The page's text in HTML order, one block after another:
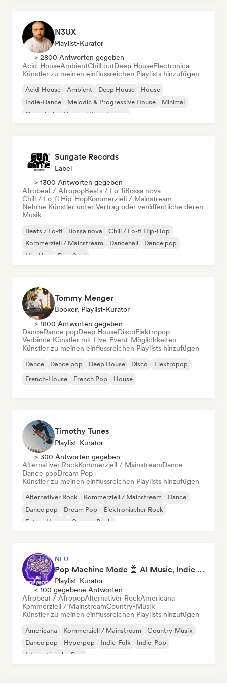
N3UX
Playlist-Kurator
> 2800 Antworten gegeben
Acid-HouseAmbientChill outDeep HouseElectronica
Künstler zu meinen einflussreichen Playlists hinzufügen
Acid-House Ambient Deep House
House
Indie-Dance
Melodic & Progressive House
Minimal
Organischer House / Downtempo
Sungate Records
Label
> 1300 Antworten gegeben
Afrobeat / AfropopBeats / Lo-fiBossa nova
Chill / Lo-fi Hip-HopKommerziell / Mainstream
Nehme Künstler unter Vertrag oder veröffentliche deren
Musik
Beats / Lo-fi Bossa nova
Chill / Lo-fi Hip-Hop
Kommerziell / Mainstream
Dancehall
Dance pop
Hip-Hop
Pop-Soul
Tommy Menger
Booker, Playlist-Kurator
> 1800 Antworten gegeben
DanceDance popDeep HouseDiscoElektropop
Verbinde Künstler mit Live-Event-Möglichkeiten
Künstler zu meinen einflussreichen Playlists hinzufügen
Dance Dance pop Deep House Disco
Elektropop
French-House
French Pop House
Timothy Tunes
Playlist-Kurator
> 300 Antworten gegeben
Alternativer RockKommerziell / MainstreamDance
Dance popDream Pop
Künstler zu meinen einflussreichen Playlists hinzufügen
Alternativer Rock Kommerziell / Mainstream
Dance
Dance pop
Dream Pop
Elektronischer Rock
Future House
Garage-Rock
NEU
Pop Machine Mode 🤖 AI Music, Indie Pop & Dream Pop
Playlist-Kurator
< 100 gegebene Antworten
Afrobeat / AfropopAlternativer RockAmericana
Kommerziell / MainstreamCountry-Musik
Künstler zu meinen einflussreichen Playlists hinzufügen
Americana Kommerziell / Mainstream
Country-Musik
Dance pop
Hyperpop Indie-Folk
Indie-Pop
Internationaler Pop